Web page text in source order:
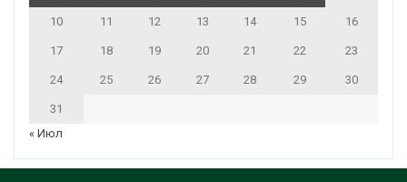
10 11 12 13 14 15 16
17 18 19 20 21 22 23
24 25 26 27 28 29 30
31
« Июл